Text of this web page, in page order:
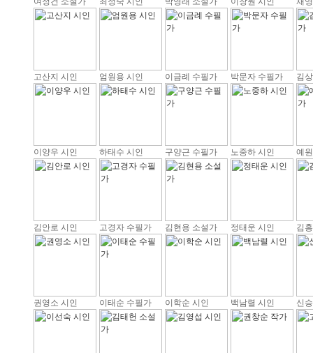
고산지 시인 엄원용 시인 이금례 수필가 박문자 수필가 김
이양우 시인 하태수 시인 구양근 수필가 노중하 시인 예
김안로 시인 고경자 수필가 김현용 소설가 정태운 시인 김
권영소 시인 이태순 수필가 이학순 시인 백남렬 시인 신